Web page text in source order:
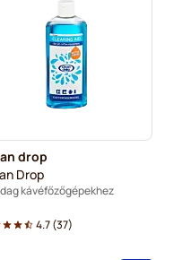
drop
Drop
kávéfőzőgépekhez
4.7(37)